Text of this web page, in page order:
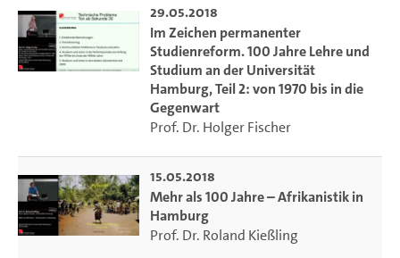
29.05.2018
Im Zeichen permanenter
Studienreform. 100 Jahre Lehre und
Studium an der Universität
Hamburg, Teil 2: von 1970 bis in die
Gegenwart
Prof. Dr. Holger Fischer
15.05.2018
Mehr als 100 Jahre – Afrikanistik in
Hamburg
Prof. Dr. Roland Kießling